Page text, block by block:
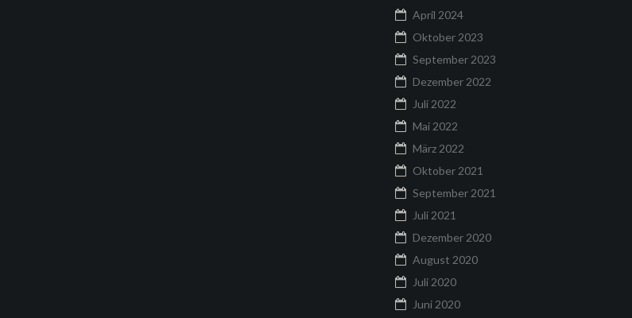
April 2024
Oktober 2023
September 2023
Dezember 2022
Juli 2022
Mai 2022
März 2022
Oktober 2021
September 2021
Juli 2021
Dezember 2020
August 2020
Juli 2020
Juni 2020